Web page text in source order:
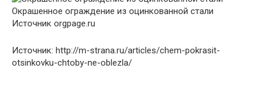
Окрашенное ограждение из оцинкованной стали
Источник orgpage.ru
Источник: http://m-strana.ru/articles/chem-pokrasit-
otsinkovku-chtoby-ne-oblezla/